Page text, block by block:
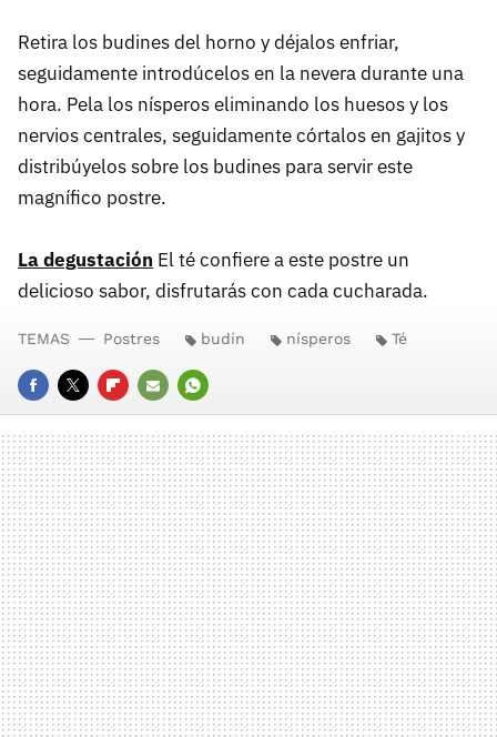
Retira los budines del horno y déjalos enfriar,
seguidamente introdúcelos en la nevera durante una
hora. Pela los nísperos eliminando los huesos y los
nervios centrales, seguidamente córtalos en gajitos y
distribúyelos sobre los budines para servir este
magnífico postre.
La degustación El té confiere a este postre un
delicioso sabor, disfrutarás con cada cucharada.
FACEBOOK
TWITTERFLIPBOARD
E-
MAIL
WHATSAPP
TEMAS Postres budín nísperos Té